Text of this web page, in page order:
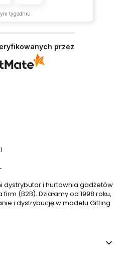
tygodniu
przez
dystrybutor i hurtownia gadżetów
(B2B). Działamy od 1998 roku,
i dystrybucję w modelu Gifting